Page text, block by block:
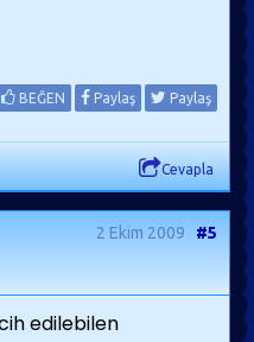
BEĞEN Paylaş Paylaş
Cevapla
2 Ekim 2009 #5
edilebilen